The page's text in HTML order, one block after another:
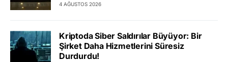
4 AĞUSTOS 2026
Kriptoda Siber Saldırılar Büyüyor: Bir
Şirket Daha Hizmetlerini Süresiz
Durdurdu!